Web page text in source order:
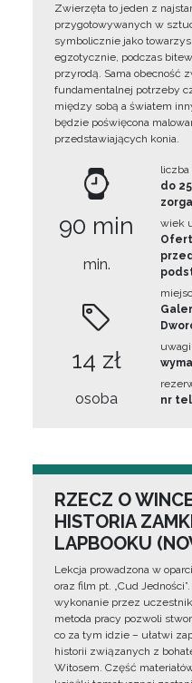
Zwierzęta to jeden z
przygotowywanych w
symbolicznie jako
egzotycznie, podczas
przyrodą. Sama obecność
fundamentalnej potrzeby
między sobą a światem
będzie poświęcona
przedstawiających konia.
90 min
min.
14 zł
osoba
do
wiek
uwagi
nr
RZECZ O
HISTORIA
LAPBOOKU
Lekcja prowadzona w
oraz film pt. „Cud
wykonanie przez
metoda pracy pozwoli
co za tym idzie – ułatwi
historii związanych z
Witosem. Część